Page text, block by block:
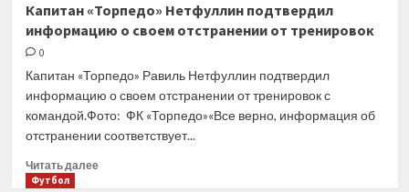
футбольном
клубе
о раскрытии
договорного
матча
Капитан «Торпедо» Нетфуллин подтвердил
информацию о своем отстранении от тренировок
0
Капитан «Торпедо» Равиль Нетфуллин подтвердил
информацию о своем отстранении от тренировок с
командой.Фото: ФК «Торпедо»«Все верно, информация об
отстранении соответствует...
Читать далееПрочитать
Футбол